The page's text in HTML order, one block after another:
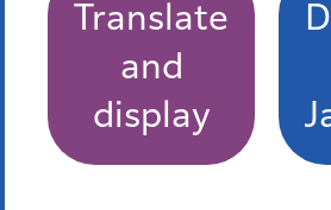
Translate
and
display
よくある質問
特によくある質問
区のおしらせ「広報みなと」に